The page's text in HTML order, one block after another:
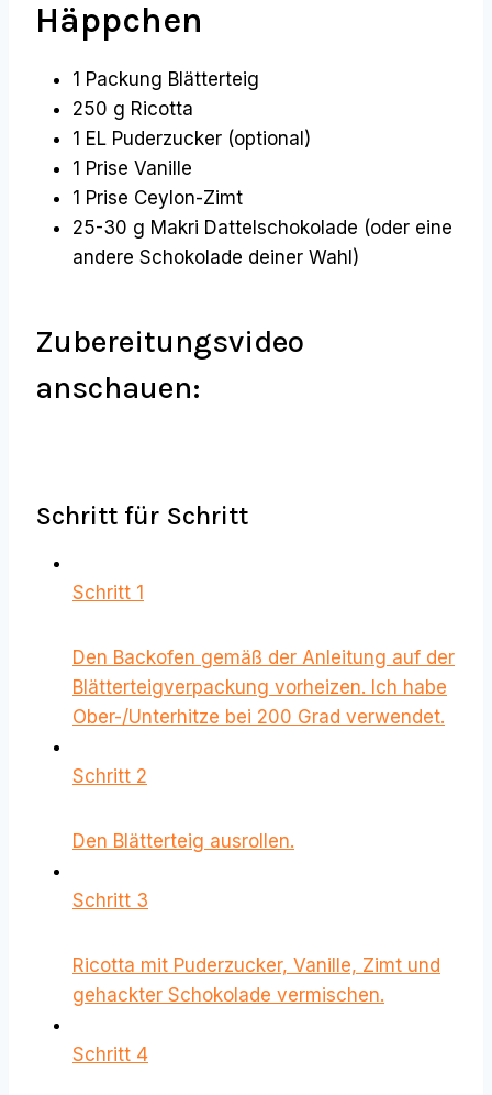
Häppchen
1 Packung Blätterteig
250 g Ricotta
1 EL Puderzucker (optional)
1 Prise Vanille
1 Prise Ceylon-Zimt
25-30 g Makri Dattelschokolade (oder eine
andere Schokolade deiner Wahl)
Zubereitungsvideo
anschauen:
Schritt für Schritt
Schritt 1
Den Backofen gemäß der Anleitung auf der
Blätterteigverpackung vorheizen. Ich habe
Ober-/Unterhitze bei 200 Grad verwendet.
Schritt 2
Den Blätterteig ausrollen.
Schritt 3
Ricotta mit Puderzucker, Vanille, Zimt und
gehackter Schokolade vermischen.
Schritt 4